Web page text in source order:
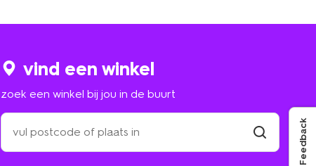
vind een winkel
zoek een winkel bij jou in de buurt
zoek
een
winkel
Feedback